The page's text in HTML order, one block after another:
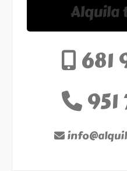
Alquila
681